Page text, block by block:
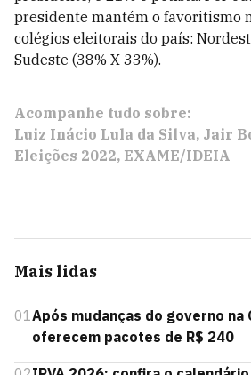
presidente mantém o favoritismo
colégios eleitorais do país:
Sudeste (38% X 33%).
Acompanhe tudo sobre:
Luiz Inácio Lula da Silva Jair
Eleições 2022 EXAME/IDEIA
Mais lidas
01Após mudanças do governo na
oferecem pacotes de R$ 240